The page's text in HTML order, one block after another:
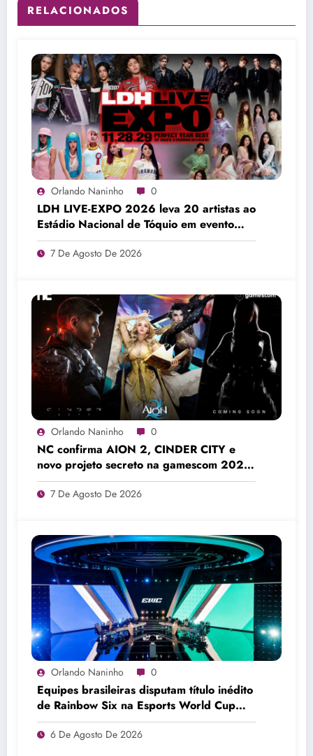
RELACIONADOS
Orlando Naninho 0
LDH LIVE-EXPO 2026 leva 20 artistas ao
Estádio Nacional de Tóquio em evento
histórico
7 De Agosto De 2026
Orlando Naninho 0
NC confirma AION 2, CINDER CITY e
novo projeto secreto na gamescom 2026
Colônia
7 De Agosto De 2026
Orlando Naninho 0
Equipes brasileiras disputam título inédito
de Rainbow Six na Esports World Cup
2026
6 De Agosto De 2026